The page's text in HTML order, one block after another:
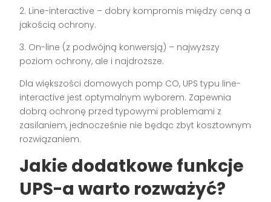
2. Line-interactive – dobry kompromis między ceną a
jakością ochrony.
3. On-line (z podwójną konwersją) – najwyższy
poziom ochrony, ale i najdroższe.
Dla większości domowych pomp CO, UPS typu line-
interactive jest optymalnym wyborem. Zapewnia
dobrą ochronę przed typowymi problemami z
zasilaniem, jednocześnie nie będąc zbyt kosztownym
rozwiązaniem.
Jakie dodatkowe funkcje
UPS-a warto rozważyć?